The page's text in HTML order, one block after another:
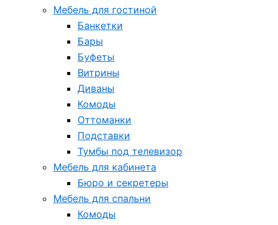
Мебель для гостиной
Банкетки
Бары
Буфеты
Витрины
Диваны
Комоды
Оттоманки
Подставки
Тумбы под телевизор
Мебель для кабинета
Бюро и секретеры
Мебель для спальни
Комоды